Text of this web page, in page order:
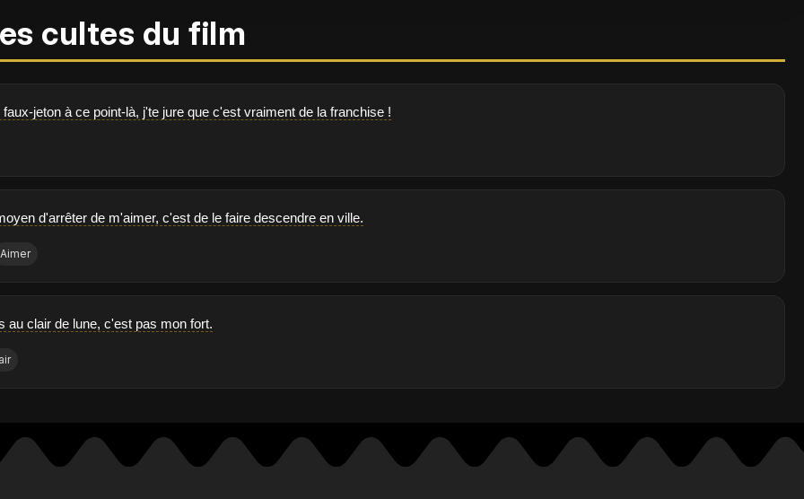
cultes du film
jeton à ce point-là, j'te jure que c'est vraiment de la franchise !
d'arrêter de m'aimer, c'est de le faire descendre en ville.
Aimer
au clair de lune, c'est pas mon fort.